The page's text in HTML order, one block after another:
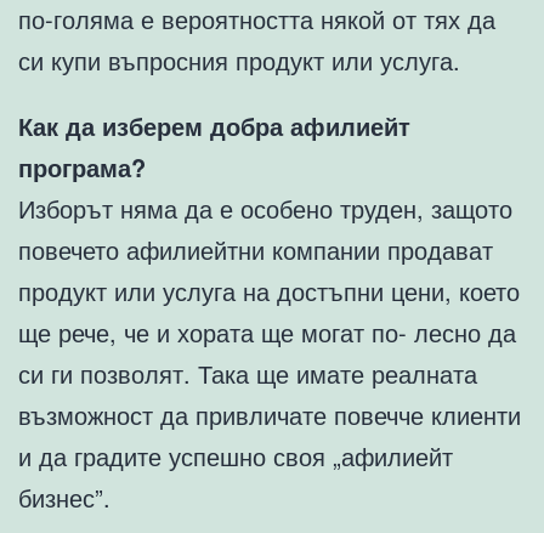
по-голяма е вероятността някой от тях да
си купи въпросния продукт или услуга.
Как да изберем добра афилиейт
програма?
Изборът няма да е особено труден, защото
повечето афилиейтни компании продават
продукт или услуга на достъпни цени, което
ще рече, че и хората ще могат по- лесно да
си ги позволят. Така ще имате реалната
възможност да привличате повечче клиенти
и да градите успешно своя „афилиейт
бизнес”.